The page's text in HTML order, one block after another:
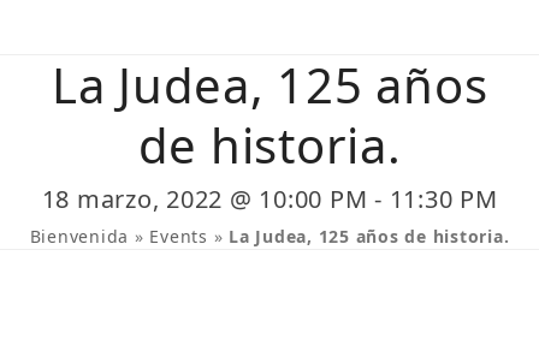
mobile
menu
mobile
menu
La Judea, 125 años
de historia.
18 marzo, 2022 @ 10:00 PM - 11:30 PM
Bienvenida » Events » La Judea, 125 años de historia.